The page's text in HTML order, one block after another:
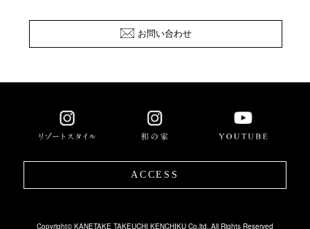
お問い合わせ
ACCESS
Copyright© KANETAKE TAKEUCHI KENCHIKU Co.ltd,.All Rights Reserved